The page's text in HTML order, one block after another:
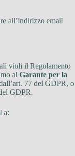
all’indirizzo email
violi il Regolamento
al Garante per la
77 del GDPR, o
GDPR.
a: